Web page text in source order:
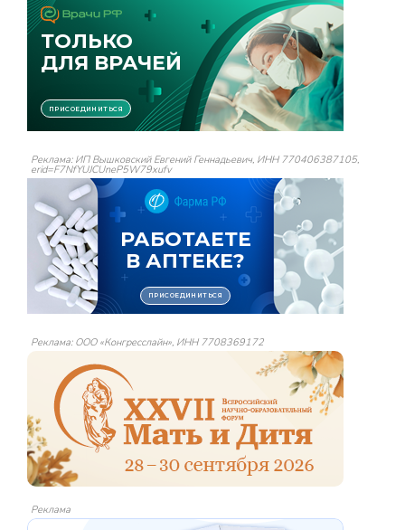
Реклама: ИП Вышковский Евгений Геннадьевич, ИНН 770406387105,
erid=F7NfYUJCUneP5W79xufv
Реклама: ООО «Конгресслайн», ИНН 7708369172
Реклама